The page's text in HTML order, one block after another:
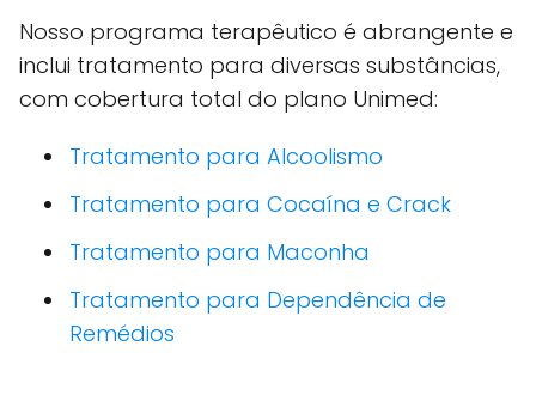
Nosso programa terapêutico é abrangente e
inclui tratamento para diversas substâncias,
com cobertura total do plano Unimed:
Tratamento para Alcoolismo
Tratamento para Cocaína e Crack
Tratamento para Maconha
Tratamento para Dependência de
Remédios